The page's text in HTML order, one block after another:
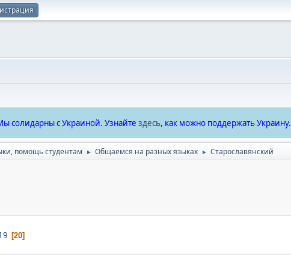
солидарны с Украиной. Узнайте здесь, как можно поддержать Украину.
помощь студентам ► Общаемся на разных языках ► Cтарославянский
20